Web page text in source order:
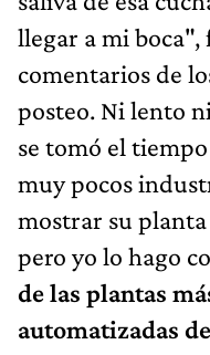
llegar a mi boca",
comentarios de
posteo. Ni lento
se tomó el
muy pocos
mostrar su
pero yo lo hago
de las plantas
automatizadas